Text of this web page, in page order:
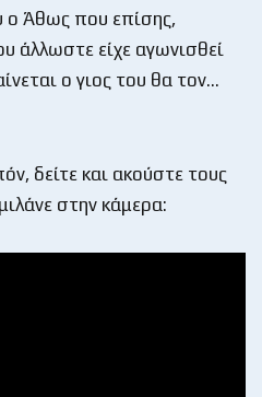
ο Άθως που επίσης,
άλλωστε είχε αγωνισθεί
ο γιος του θα τον…
δείτε και ακούστε τους
στην κάμερα: